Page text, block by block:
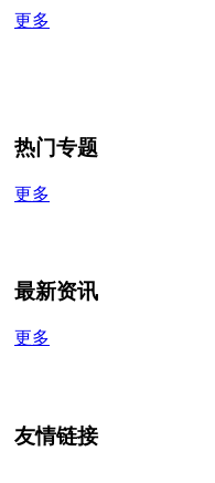
更多
热门专题
更多
最新资讯
更多
友情链接